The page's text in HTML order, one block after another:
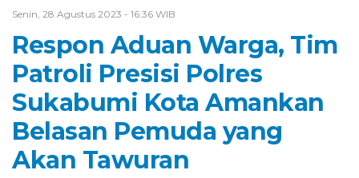
Senin, 28 Agustus 2023 - 16:36 WIB
Respon Aduan Warga, Tim
Patroli Presisi Polres
Sukabumi Kota Amankan
Belasan Pemuda yang
Akan Tawuran